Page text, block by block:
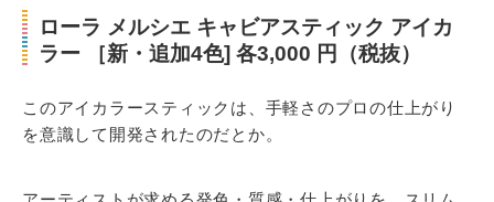
ローラ メルシエ キャビアスティック アイカ
ラー ［新・追加4色] 各3,000 円（税抜）
このアイカラースティックは、手軽さのプロの仕上がり
を意識して開発されたのだとか。